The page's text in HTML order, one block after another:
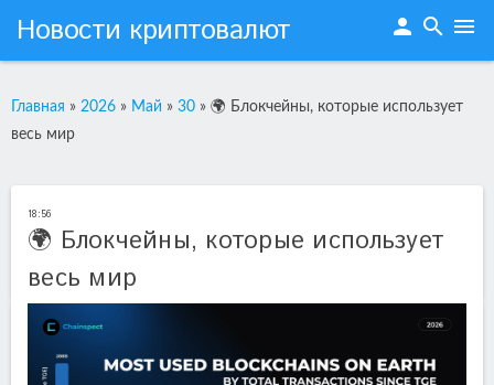
Новости криптовалют person search menu
Главная » 2026 » Май » 30 » 🌍 Блокчейны, которые использует
весь мир
18:56
🌍 Блокчейны, которые использует
весь мир